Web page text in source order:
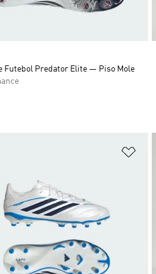
Futebol Predator Elite — Piso Mole